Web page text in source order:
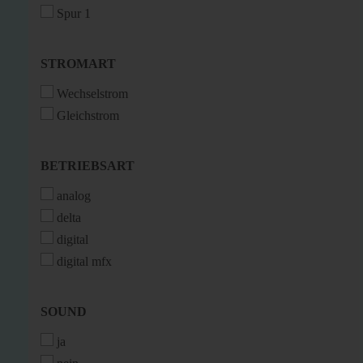
Spur 1
STROMART
STROMART
Wechselstrom
Gleichstrom
BETRIEBSART
BETRIEBSART
analog
delta
digital
digital mfx
SOUND
SOUND
ja